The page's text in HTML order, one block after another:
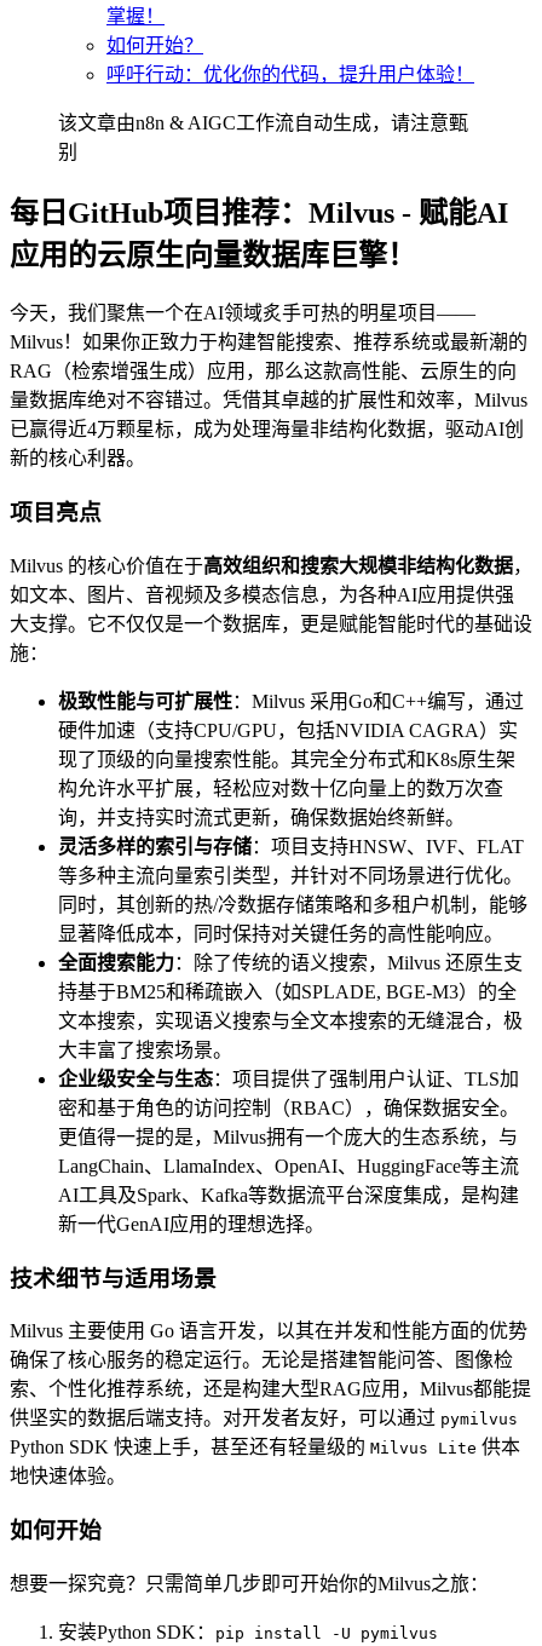
掌握！
如何开始？
呼吁行动：优化你的代码，提升用户体验！
该文章由n8n & AIGC工作流自动生成，请注意甄
别
每日GitHub项目推荐：Milvus - 赋能AI
应用的云原生向量数据库巨擎！
今天，我们聚焦一个在AI领域炙手可热的明星项目——
Milvus！如果你正致力于构建智能搜索、推荐系统或最新潮的
RAG（检索增强生成）应用，那么这款高性能、云原生的向
量数据库绝对不容错过。凭借其卓越的扩展性和效率，Milvus
已赢得近4万颗星标，成为处理海量非结构化数据，驱动AI创
新的核心利器。
项目亮点
Milvus 的核心价值在于高效组织和搜索大规模非结构化数据，
如文本、图片、音视频及多模态信息，为各种AI应用提供强
大支撑。它不仅仅是一个数据库，更是赋能智能时代的基础设
施：
极致性能与可扩展性：Milvus 采用Go和C++编写，通过
硬件加速（支持CPU/GPU，包括NVIDIA CAGRA）实
现了顶级的向量搜索性能。其完全分布式和K8s原生架
构允许水平扩展，轻松应对数十亿向量上的数万次查
询，并支持实时流式更新，确保数据始终新鲜。
灵活多样的索引与存储：项目支持HNSW、IVF、FLAT
等多种主流向量索引类型，并针对不同场景进行优化。
同时，其创新的热/冷数据存储策略和多租户机制，能够
显著降低成本，同时保持对关键任务的高性能响应。
全面搜索能力：除了传统的语义搜索，Milvus 还原生支
持基于BM25和稀疏嵌入（如SPLADE, BGE-M3）的全
文本搜索，实现语义搜索与全文本搜索的无缝混合，极
大丰富了搜索场景。
企业级安全与生态：项目提供了强制用户认证、TLS加
密和基于角色的访问控制（RBAC），确保数据安全。
更值得一提的是，Milvus拥有一个庞大的生态系统，与
LangChain、LlamaIndex、OpenAI、HuggingFace等主流
AI工具及Spark、Kafka等数据流平台深度集成，是构建
新一代GenAI应用的理想选择。
技术细节与适用场景
Milvus 主要使用 Go 语言开发，以其在并发和性能方面的优势
确保了核心服务的稳定运行。无论是搭建智能问答、图像检
索、个性化推荐系统，还是构建大型RAG应用，Milvus都能提
供坚实的数据后端支持。对开发者友好，可以通过 pymilvus
Python SDK 快速上手，甚至还有轻量级的 Milvus Lite 供本
地快速体验。
如何开始
想要一探究竟？只需简单几步即可开始你的Milvus之旅：
安装Python SDK： pip install -U pymilvus